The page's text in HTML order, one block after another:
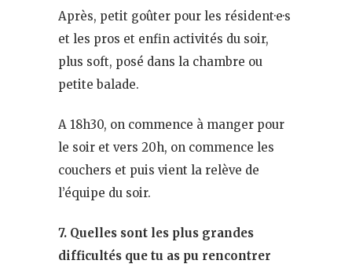
Après, petit goûter pour les résident·e·s
et les pros et enfin activités du soir,
plus soft, posé dans la chambre ou
petite balade.
A 18h30, on commence à manger pour
le soir et vers 20h, on commence les
couchers et puis vient la relève de
l’équipe du soir.
7. Quelles sont les plus grandes
difficultés que tu as pu rencontrer